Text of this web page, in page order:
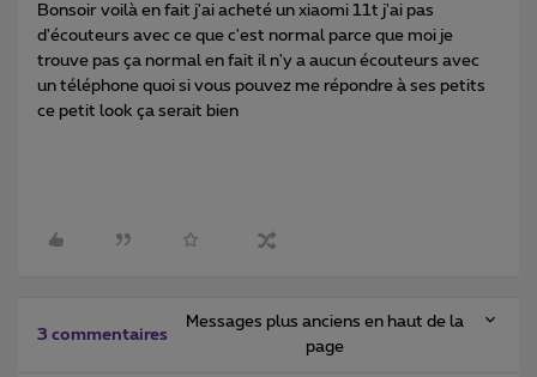
Bonsoir voilà en fait j'ai acheté un xiaomi 11t j'ai pas
d'écouteurs avec ce que c'est normal parce que moi je
trouve pas ça normal en fait il n'y a aucun écouteurs avec
un téléphone quoi si vous pouvez me répondre à ses petits
ce petit look ça serait bien
3 commentaires
Messages plus anciens en haut de la
page